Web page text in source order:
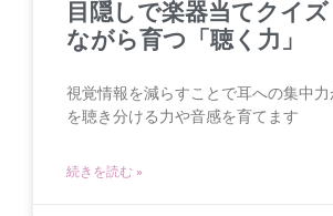
目隠しで楽器当てクイ
ながら育つ「聴く力」
視覚情報を減らすことで耳への集中
を聴き分ける力や音感を育てます
続きを読む »